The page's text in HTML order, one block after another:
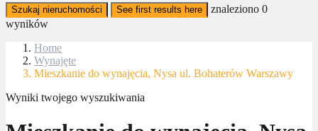
Szukaj nieruchomości See first results here znaleziono 0
wyników
Home
Wynajęte
Mieszkanie do wynajęcia, Nysa ul. Bohaterów Warszawy
Wyniki twojego wyszukiwania